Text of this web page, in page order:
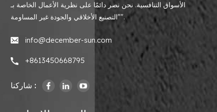
الأسواق التنافسية. نحن نصر دائمًا على نظرية الأعمال الخاصة بـ
"التصنيع الأخلاقي والجودة غير المساومة".
info@december-sun.com
+8613450668795
شاركنا :